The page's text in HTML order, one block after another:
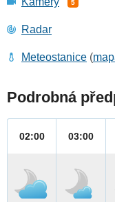
5
Radar
Meteostanice (
Podrobná
02:00 03:00